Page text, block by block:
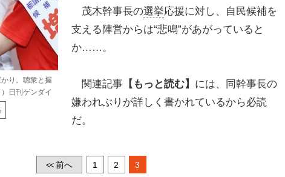
り。聴衆と握
日刊ゲンダイ
茂木幹事長の選挙応援に対し、自民候補を
支える陣営からは“悲鳴”があがっていると
か……。
関連記事 【もっと読む】 には、同幹事長の
嫌われぶりが詳しく書かれているから必読
だ。
<<前へ 1 2 3